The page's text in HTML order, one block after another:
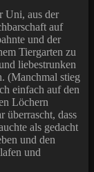
Uni, aus der
auf
und der
Tiergarten zu
liebestrunken
(Manchmal stieg
einfach auf den
Löchern
überrascht, dass
als gedacht
und den
und